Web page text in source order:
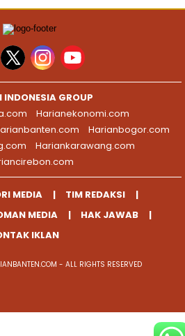
INDONESIA GROUP
Harianekonomi.com
Harianbogor.com
Hariankarawang.com
MEDIA
TIM REDAKSI
MEDIA
HAK JAWAB
IKLAN
- ALL RIGHTS RESERVED